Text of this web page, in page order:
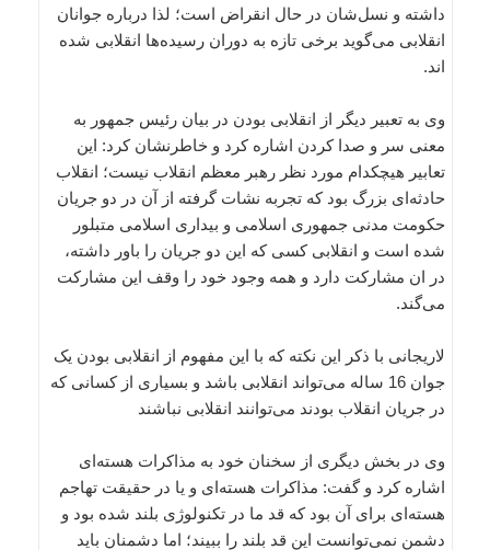
داشته و نسل‌شان در حال انقراض است؛ لذا درباره جوانان
انقلابی می‌گوید برخی تازه به دوران رسیده‌ها انقلابی شده
اند.
وی به تعبیر دیگر از انقلابی بودن در بیان رئیس جمهور به
معنی سر و صدا کردن اشاره کرد و خاطرنشان کرد: این
تعابیر هیچکدام مورد نظر رهبر معظم انقلاب نیست؛ انقلاب
حادثه‌ای بزرگ بود که تجربه نشات گرفته از آن در دو جریان
حکومت مدنی جمهوری اسلامی و بیداری اسلامی متبلور
شده است و انقلابی کسی که این دو جریان را باور داشته،
در ان مشارکت دارد و همه وجود خود را وقف این مشارکت
می‌گند.
لاریجانی با ذکر این نکته که با این مفهوم از انقلابی بودن یک
جوان 16 ساله می‌تواند انقلابی باشد و بسیاری از کسانی که
در جریان انقلاب بودند می‌توانند انقلابی نباشند
وی در بخش دیگری از سخنان خود به مذاکرات هسته‌ای
اشاره کرد و گفت: مذاکرات هسته‌ای و یا در حقیقت تهاجم
هسته‌ای برای آن بود که قد ما در تکنولوژی بلند شده بود و
دشمن نمی‌توانست این قد بلند را ببیند؛ اما دشمنان باید